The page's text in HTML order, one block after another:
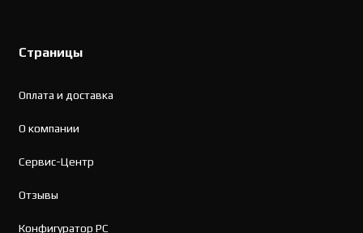
Страницы
Оплата и доставка
О компании
Сервис-Центр
Отзывы
Конфигуратор PC